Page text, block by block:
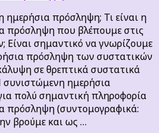
η
συνιστώμενη
ημερήσια
πρόσληψη;
ημερήσια πρόσληψη; Τι είναι η
πρόσληψη που βλέπουμε στις
Είναι σημαντικό να γνωρίζουμε
πρόσληψη των συστατικών
σε θρεπτικά συστατικά
ημερήσια
πολύ σημαντική πληροφορία
πρόσληψη (συντομογραφικά:
βρούμε και ως …